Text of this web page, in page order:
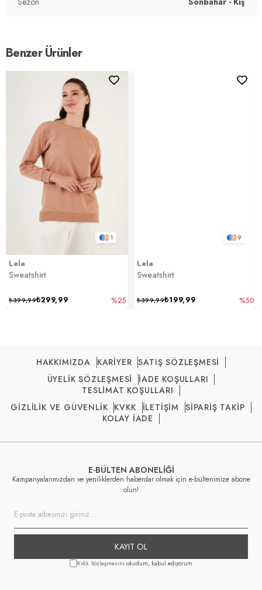
Benzer Ürünler
1
Lela
Sweatshirt
₺299,99
₺399,99 %25
9
Lela
Sweatshirt
₺199,99
₺399,99 %50
HAKKIMIZDA KARİYER SATIŞ SÖZLEŞMESİ
ÜYELİK SÖZLEŞMESİ
İADE KOŞULLARI
TESLİMAT KOŞULLARI
GİZLİLİK VE GÜVENLİK KVKK İLETİŞİM
SİPARİŞ TAKİP
KOLAY İADE
E-BÜLTEN ABONELİĞİ
Kampanyalarımızdan ve yeniliklerden haberdar olmak için e-bültenimize abone
olun!
KAYIT OL
Kvkk Sözleşmesini okudum, kabul ediyorum